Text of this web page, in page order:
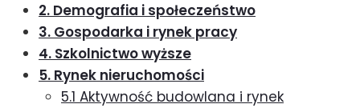
2. Demografia i społeczeństwo
3. Gospodarka i rynek pracy
4. Szkolnictwo wyższe
5. Rynek nieruchomości
5.1 Aktywność budowlana i rynek